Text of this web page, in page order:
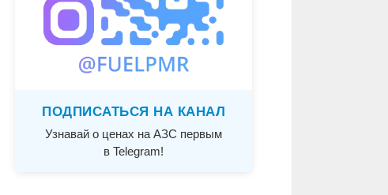
ПОДПИСАТЬСЯ НА КАНАЛ
Узнавай о ценах на АЗС первым
в Telegram!